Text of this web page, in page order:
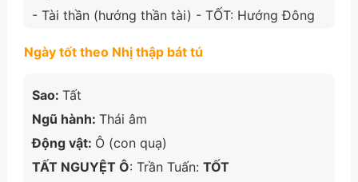
- Tài thần (hướng thần tài) - TỐT: Hướng Đông
Ngày tốt theo Nhị thập bát tú
Sao: Tất
Ngũ hành: Thái âm
Động vật: Ô (con quạ)
TẤT NGUYỆT Ô: Trần Tuấn: TỐT